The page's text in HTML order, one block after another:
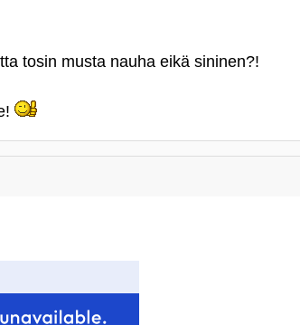
tosin musta nauha eikä sininen?!